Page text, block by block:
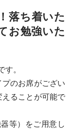
落ち着いた
お勉強いた
す。
のお席がござい
えることが可能で
等）をご用意し